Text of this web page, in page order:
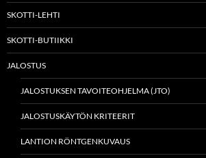
SKOTTI-LEHTI
SKOTTI-BUTIIKKI
JALOSTUS
JALOSTUKSEN TAVOITEOHJELMA (JTO)
JALOSTUSKÄYTÖN KRITEERIT
LANTION RÖNTGENKUVAUS